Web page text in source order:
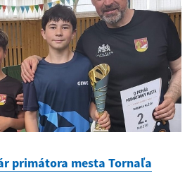
primátora mesta Tornaľa